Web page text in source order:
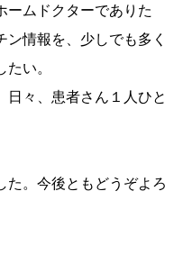
ームドクターでありた
情報を、少しでも多く
い。
日々、患者さん１人ひと
た。今後ともどうぞよろ